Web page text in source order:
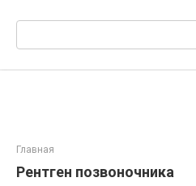
Поиск:
Главная
Рентген позвоночника